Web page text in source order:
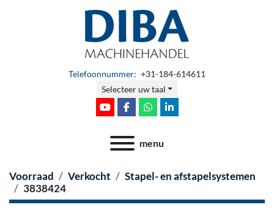
Telefoonnummer: +31-184-614611
Selecteer uw taal
youtubefacebookwhatsapplinkedin
menu
Voorraad Verkocht
Stapel- en afstapelsystemen
3838424